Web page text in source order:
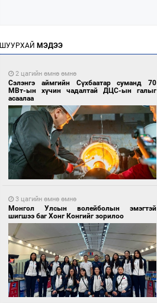
ШУУРХАЙ МЭДЭЭ
2 цагийн өмнө өмнө
Сэлэнгэ аймгийн Сүхбаатар суманд 70
МВт-ын хүчин чадалтай ДЦС-ын галыг
асаалаа
3 цагийн өмнө өмнө
Монгол Улсын волейболын эмэгтэй
шигшээ баг Хонг Конгийг зорилоо